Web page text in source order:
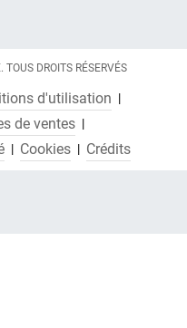
DROITS RÉSERVÉS
d'utilisation
de ventes
Cookies Crédits